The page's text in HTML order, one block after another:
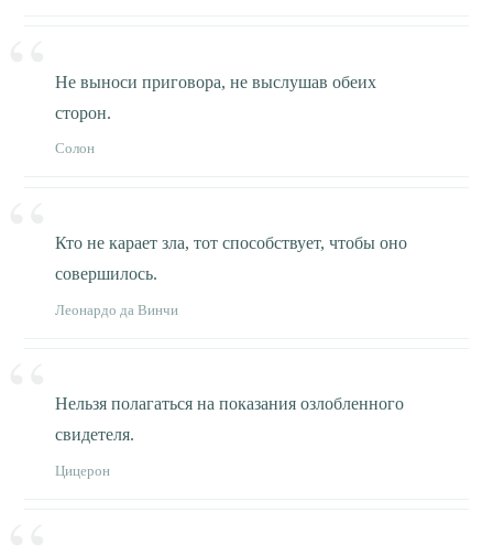
Не выноси приговора, не выслушав обеих
сторон.
Солон
Кто не карает зла, тот способствует, чтобы оно
совершилось.
Леонардо да Винчи
Нельзя полагаться на показания озлобленного
свидетеля.
Цицерон